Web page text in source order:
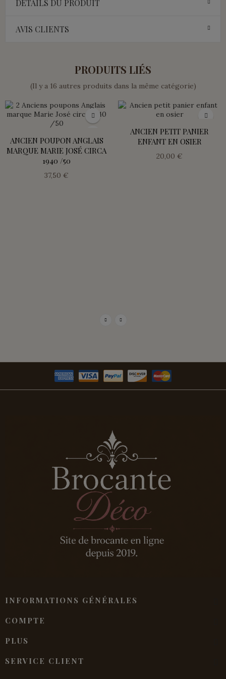
DÉTAILS DU PRODUIT
AVIS CLIENTS
PRODUITS LIÉS
(Il y a 16 autres produits dans la même catégorie)
ANCIEN POUPON ANGLAIS
MARQUE MARIE JOSÉ CIRCA
1940 /50
37,50 €
ANCIEN PETIT PANIER
ENFANT EN OSIER
20,00 €
INFORMATIONS GÉNÉRALES
COMPTE
PLUS
SERVICE CLIENT